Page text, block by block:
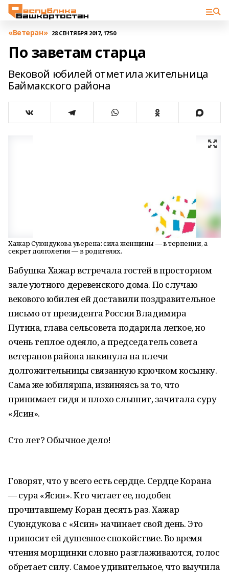
«Ветеран» 28 СЕНТЯБРЯ 2017, 17:50
По заветам старца
Вековой юбилей отметила жительница
Баймакского района
Хажар Суюндукова уверена: сила женщины — в терпении, а
секрет долголетия — в родителях.
Бабушка Хажар встречала гостей в просторном
зале уютного деревенского дома. По случаю
векового юбилея ей доставили поздравительное
письмо от президента России Владимира
Путина, глава сельсовета подарила легкое, но
очень теплое одеяло, а председатель совета
ветеранов района накинула на плечи
долгожительницы связанную крючком косынку.
Сама же юбилярша, извиняясь за то, что
принимает сидя и плохо слышит, зачитала суру
«Ясин».
Сто лет? Обычное дело!
Говорят, что у всего есть сердце. Сердце Корана
— сура «Ясин». Кто читает ее, подобен
прочитавшему Коран десять раз. Хажар
Суюндукова с «Ясин» начинает свой день. Это
приносит ей душевное спокойствие. Во время
чтения морщинки словно разглаживаются, голос
обретает силу. Самое удивительное, что выучила